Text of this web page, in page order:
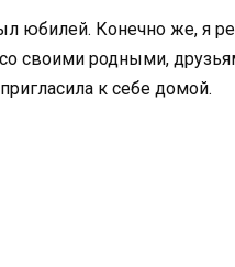
юбилей. Конечно же, я
своими родными,
к себе домой.